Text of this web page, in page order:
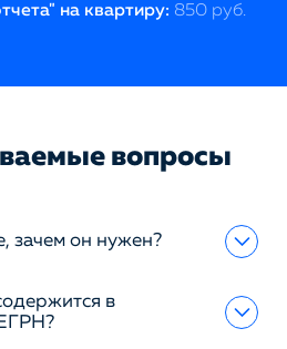
на квартиру: 850 руб.
вопросы
зачем он нужен?
в